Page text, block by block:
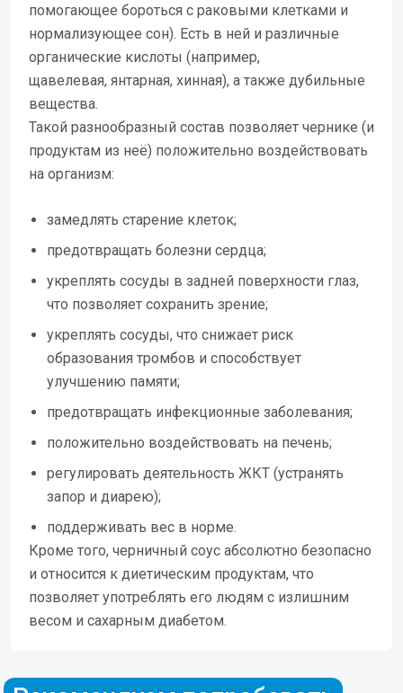
помогающее бороться с раковыми клетками и
нормализующее сон). Есть в ней и различные
органические кислоты (например,
щавелевая, янтарная, хинная), а также дубильные
вещества.
Такой разнообразный состав позволяет чернике (и
продуктам из неё) положительно воздействовать
на организм:
замедлять старение клеток;
предотвращать болезни сердца;
укреплять сосуды в задней поверхности глаз,
что позволяет сохранить зрение;
укреплять сосуды, что снижает риск
образования тромбов и способствует
улучшению памяти;
предотвращать инфекционные заболевания;
положительно воздействовать на печень;
регулировать деятельность ЖКТ (устранять
запор и диарею);
поддерживать вес в норме.
Кроме того, черничный соус абсолютно безопасно
и относится к диетическим продуктам, что
позволяет употреблять его людям с излишним
весом и сахарным диабетом.